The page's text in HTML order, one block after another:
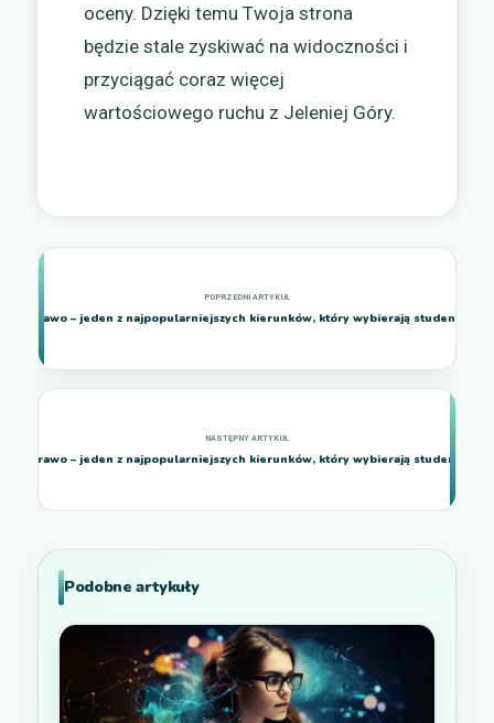
oceny. Dzięki temu Twoja strona
będzie stale zyskiwać na widoczności i
przyciągać coraz więcej
wartościowego ruchu z Jeleniej Góry.
Prawo – jeden z najpopularniejszych kierunków, który wybierają studenci
Prawo – jeden z najpopularniejszych kierunków, który wybierają studenci
Podobne artykuły